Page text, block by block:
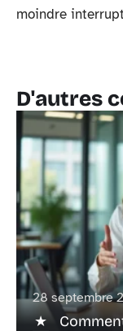
moindre
D'autres
28 septembre